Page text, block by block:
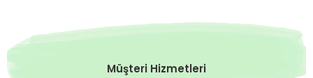
Müşteri Hizmetleri